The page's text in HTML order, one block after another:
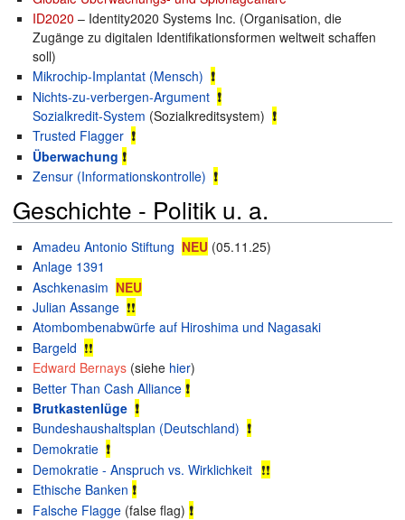
ID2020 – Identity2020 Systems Inc. (Organisation, die
Zugänge zu digitalen Identifikationsformen weltweit schaffen
soll)
Mikrochip-Implantat (Mensch) ❗
Nichts-zu-verbergen-Argument ❗
Sozialkredit-System (Sozialkreditsystem) ❗
Trusted Flagger ❗
Überwachung ❗
Zensur (Informationskontrolle) ❗
Geschichte - Politik u. a.
Amadeu Antonio Stiftung NEU (05.11.25)
Anlage 1391
Aschkenasim NEU
Julian Assange ❗❗
Atombombenabwürfe auf Hiroshima und Nagasaki
Bargeld ❗❗
Edward Bernays (siehe hier)
Better Than Cash Alliance ❗
Brutkastenlüge ❗
Bundeshaushaltsplan (Deutschland) ❗
Demokratie ❗
Demokratie - Anspruch vs. Wirklichkeit ❗❗
Ethische Banken ❗
Falsche Flagge (false flag) ❗